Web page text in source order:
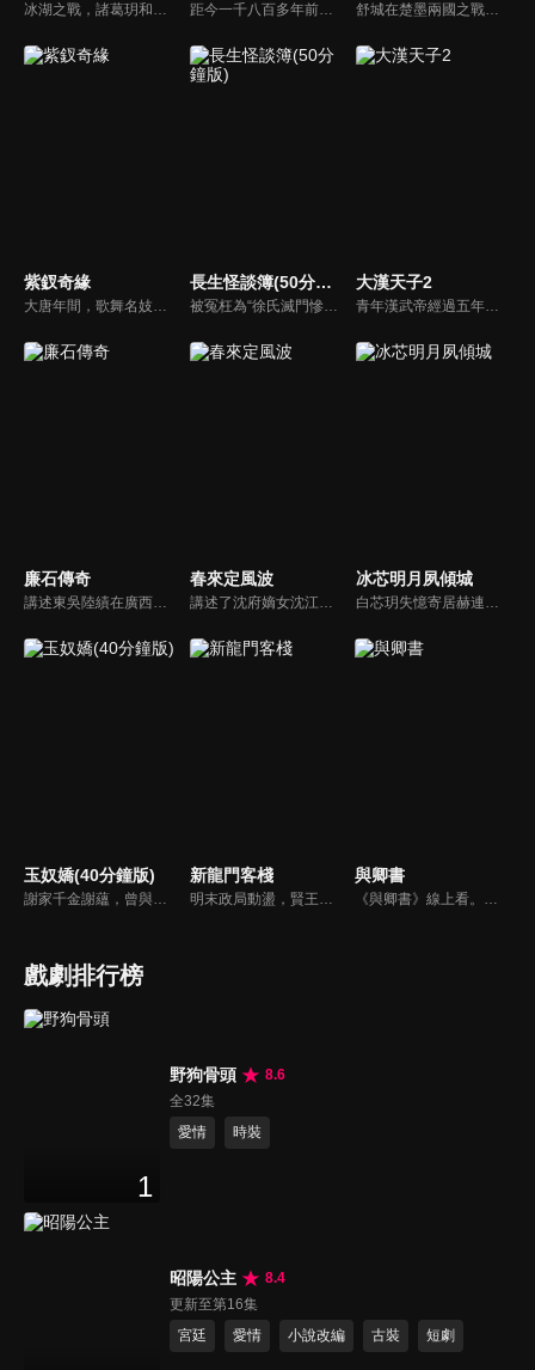
距今一千八百多年前，漢帝國衰敗積重難返，長安城內董卓荒淫無度、濫殺無辜，引起舉國義憤，而以曹操為首殲滅董卓，造就了群雄割據，至赤壁之戰後三國鼎立，再到司馬氏篡魏，天下歸晉為止，這個英雄輩出、波瀾壯闊的大傳奇時代終於結束。而其中的英雄人物和動人故事，仍被傳頌至今。 舒城在楚墨兩國之戰中落敗，並成為了墨國五皇女莫茴的魂器。失去自我意識的舒城跟隨姐姐莫茹回到墨國，面對失而復得的妹妹，莫茹欣喜又憂慮。為了保護親人和國家她棄醫從戎，甚至為了保護莫茴不惜被砍掉一條手臂，然而這一切都阻擋不了局勢的動盪不安...
紫釵奇緣
大唐年間，歌舞名妓霍小玉、風流俠客納蘭東、書香才子李益和巾幗紅顏盧靖瀾為首的風騷人物，彼此錯綜複雜的命運與感情糾葛。一場指腹為婚的誤會，造成浪漫卻無果的錯點鴛鴦，他們在階級差異與強權壓迫中勇於追求真愛，在宮廷權謀與世俗現實的拉扯中身不由己地被推向命運的叉路...
長生怪談簿(50分鐘版)
被冤枉為“徐氏滅門慘案”兇手的主人公在多年後深陷倖存者的複仇圈套，成功說服其共同對抗真兇，並找出真相的故事。整個故事發生在一個荒山客棧，眾人鬥智斗勇，一步步揭開每個人的秘密，還原案件本來面目。
大漢天子2
青年漢武帝經過五年執政，平息後宮勢力、抗拒外患入侵、粉碎政變陰謀，坐穩了皇帝寶座，正是開展雄才大略之時。能臣汲黯受到賞識，並引薦另一位奇才主父偃，漢武帝視其張固再世，委以重任。國力強盛使漢武帝屢屢北伐外族，只是規模巨大的戰爭使漢室逐漸捉襟見肘，諸侯勢力蠢蠢欲動。
廉石傳奇
講述東吳陸績在廣西鬱林任職期間，改革落後生產、提倡科教文化、為官剛直不阿、肅貪拒賄、兩袖清風、倡導廉政的故事。陸績的清廉自守，深得鬱林百姓的擁戴，當鬱林城大兵壓境的危急關頭，全城數萬百姓挺身而出，一場懸殊的奪城之戰，卻因為太守的一呼百應和百姓們的眾志成城而大獲全勝。
春來定風波
講述了沈府嫡女沈江離至純至善，成婚夜被設計與二少主陸景明有夫妻之實，還遭陷害禁足祠堂。分娩遇難被救後兒子焱焱卻有頑疾，藥只有陸家有，沈江離為救子重回陸府。她打臉刁難者，揭開當年被陷害的陰謀，也解開與陸景明的誤會，焱焱則神助攻兩人破鏡重圓。
冰芯明月夙傾城
白芯玥失憶寄居赫連府，與赫連夙在查探身世的過程中糾纏不清，彼此間情愫暗生。然而，藍羽軍的謎團、玄璃珠的秘密、以及潛伏在暗處的千機閣，讓他們步步驚心。白芯玥曾經的青梅竹馬沈瀾熠，如今卻是隱藏黑暗勢力的操控者，在愛與仇恨間掙扎。赫連夙和白芯玥能否衝破重重阻礙，找回真相？
玉奴嬌(40分鐘版)
謝家千金謝蘊，曾與殷稷相識相愛，卻被誤會為背叛殷稷轉嫁齊王的始亂終棄之人。殷稷登上王位後，開啟了謝蘊地獄般的宮廷生活。謝蘊在與殷稷的愛恨糾葛中依然守住本心，兩人攜手粉碎了逆賊的陰謀。
新龍門客棧
明末政局動盪，賢王將立為太子，引來敬王與東廠曹少欽暗中謀害。錦衣衛周淮安護送英王遇伏，逃亡途中攜小王爺求助俠女邱莫言，並逃至龍門島。女掌櫃金鑲玉傾心周淮安，三人情義糾葛。最終周力挫奸黨、昭雪忠冤，成就開海開市大業，功成隱退，金鑲玉守候不渝。
與卿書
《與卿書》線上看。姚州都督左經綸在上任途中誤入與世隔絕的村落—桃花塢，這裡有一個奇特的習俗，女子只有談過戀愛才算成年，左經綸突然出現在柳卿卿的「阿羅風」上任儀式，被族人認定為天意，強行留下左經綸在桃花塢……
戲劇排行榜
1
野狗骨頭
8.6
全32集
愛情
時裝
昭陽公主
8.4
更新至第16集
宮廷
愛情 小說改編 古裝 短劇